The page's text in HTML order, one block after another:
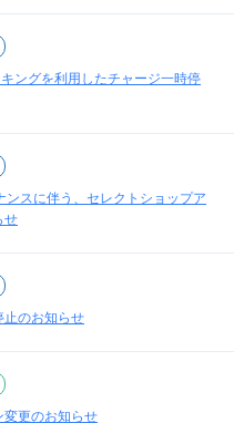
ングを利用したチャージ一時停
ンスに伴う、セレクトショップア
せ
止のお知らせ
変更のお知らせ